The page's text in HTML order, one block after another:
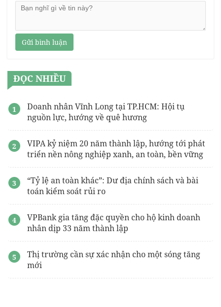
Gửi bình luận
ĐỌC NHIỀU
Doanh nhân Vĩnh Long tại TP.HCM: Hội tụ
nguồn lực, hướng về quê hương
VIPA kỷ niệm 20 năm thành lập, hướng tới phát
triển nền nông nghiệp xanh, an toàn, bền vững
“Tỷ lệ an toàn khác”: Dư địa chính sách và bài
toán kiểm soát rủi ro
VPBank gia tăng đặc quyền cho hộ kinh doanh
nhân dịp 33 năm thành lập
Thị trường cần sự xác nhận cho một sóng tăng
mới